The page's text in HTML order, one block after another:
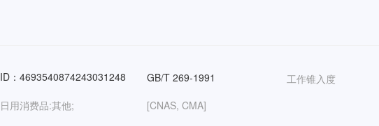
ID：4693540874243031248
日用消费品:其他;
GB/T 269-1991
[CNAS, CMA]
工作锥入度